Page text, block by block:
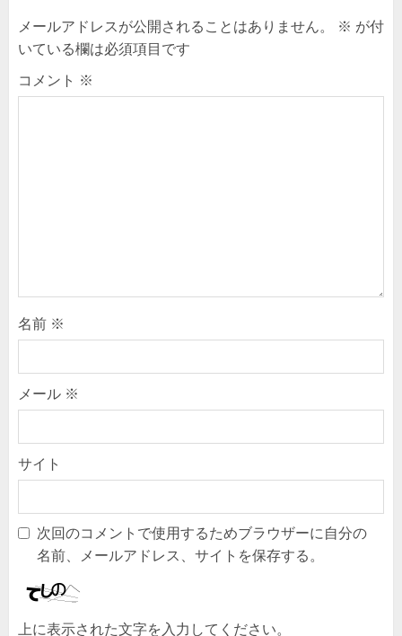
メールアドレスが公開されることはありません。 ※ が付
いている欄は必須項目です
コメント ※
名前 ※
メール ※
サイト
次回のコメントで使用するためブラウザーに自分の
名前、メールアドレス、サイトを保存する。
上に表示された文字を入力してください。